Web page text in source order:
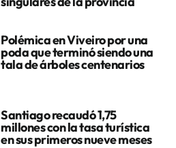
Polémica en Viveiro por una
poda que terminó siendo una
tala de árboles centenarios
Santiago recaudó 1,75
millones con la tasa turística
en sus primeros nueve meses